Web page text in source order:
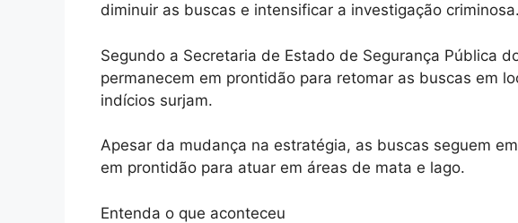
diminuir as buscas e intensificar a investigação criminosa.
Segundo a Secretaria de Estado de Segurança Pública
permanecem em prontidão para retomar as buscas em
indícios surjam.
Apesar da mudança na estratégia, as buscas seguem
em prontidão para atuar em áreas de mata e lago.
Entenda o que aconteceu